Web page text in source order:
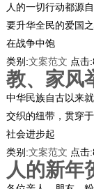
人的一切行动都源
要升华全民的爱国
在战争中饱
类别:文案范文 点击:
教、家风
中华民族自古以来
交织的纽带，贯穿
社会进步起
类别:文案范文 点击:
人的新年